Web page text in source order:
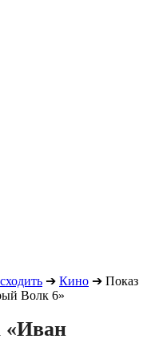
➔ Кино ➔ Показ
Волк 6»
«Иван